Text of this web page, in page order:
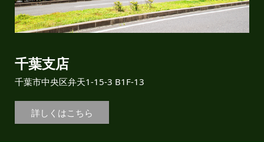
千葉支店
千葉市中央区弁天1-15-3 B1F-13
詳しくはこちら